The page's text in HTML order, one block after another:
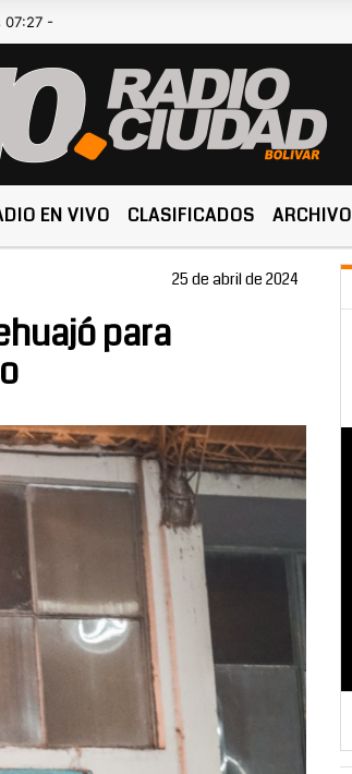
EN VIVO CLASIFICADOS ARCHIVO
25 de abril de 2024
para